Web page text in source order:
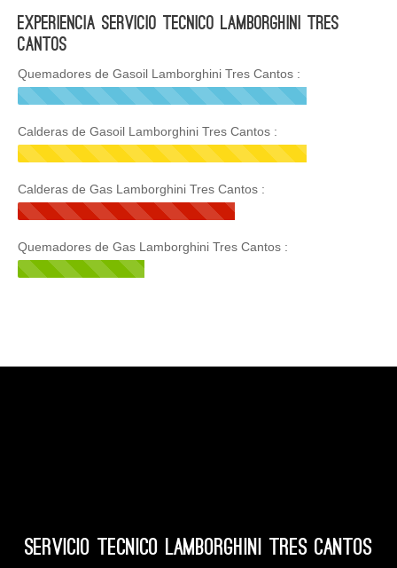
Experiencia Servicio Tecnico Lamborghini Tres
Cantos
Quemadores de Gasoil Lamborghini Tres Cantos :
Calderas de Gasoil Lamborghini Tres Cantos :
Calderas de Gas Lamborghini Tres Cantos :
Quemadores de Gas Lamborghini Tres Cantos :
Servicio Tecnico Lamborghini Tres Cantos